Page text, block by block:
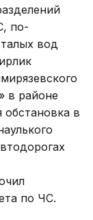
по-
вод
в районе
в
по ЧС.